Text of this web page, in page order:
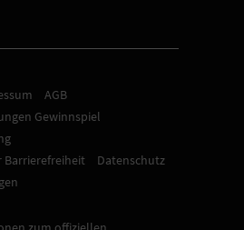
AGB
Gewinnspiel
Datenschutz